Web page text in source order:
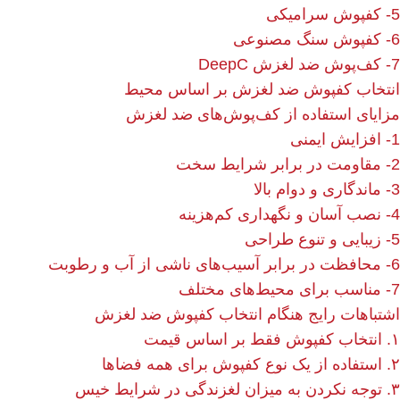
5- کفپوش سرامیکی
6- کفپوش سنگ مصنوعی
7- کف‌پوش ضد لغزش DeepC
انتخاب کفپوش ضد لغزش بر اساس محیط
مزایای استفاده از کف‌پوش‌های ضد لغزش
1- افزایش ایمنی
2- مقاومت در برابر شرایط سخت
3- ماندگاری و دوام بالا
4- نصب آسان و نگهداری کم‌هزینه
5- زیبایی و تنوع طراحی
6- محافظت در برابر آسیب‌های ناشی از آب و رطوبت
7- مناسب برای محیط‌های مختلف
اشتباهات رایج هنگام انتخاب کفپوش ضد لغزش
۱. انتخاب کفپوش فقط بر اساس قیمت
۲. استفاده از یک نوع کفپوش برای همه فضاها
۳. توجه نکردن به میزان لغزندگی در شرایط خیس